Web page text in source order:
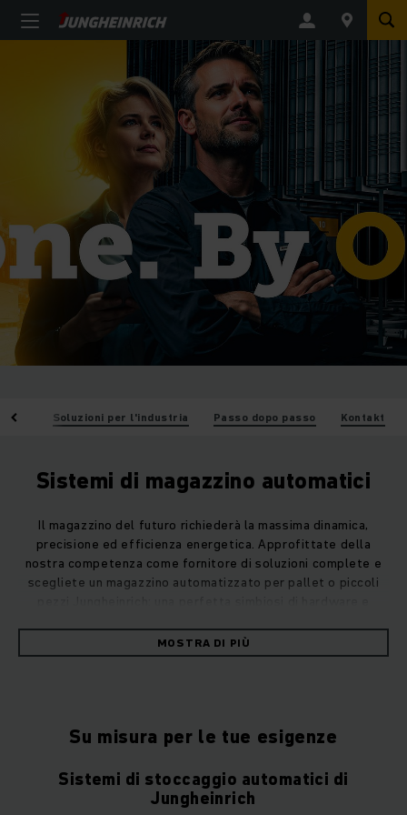
Soluzioni per l'industria Passo dopo passo Kontakt
Sistemi di magazzino automatici
Il magazzino del futuro richiederà la massima dinamica,
precisione ed efficienza energetica. Approfittate della
nostra competenza come fornitore di soluzioni complete e
scegliete un magazzino automatizzato per pallet o piccoli
unico fornitore. Solo una soluzione di automazione olistica
“Fatto. Per Uno."
componenti funzionano perfettamente insieme, quindi un
sistema di stoccaggio automatizzato si ripaga rapidamente.
Sfrutta l'automazione per massimizzare spazio, tempo e
risorse nel tuo magazzino.
MOSTRA DI PIÙ
Su misura per le tue esigenze
Sistemi di stoccaggio automatici di
Jungheinrich